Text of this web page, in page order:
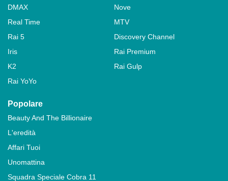
DMAX
Nove
Real Time
MTV
Rai 5
Discovery Channel
Iris
Rai Premium
K2
Rai Gulp
Rai YoYo
Popolare
Beauty And The Billionaire
L'eredità
Affari Tuoi
Unomattina
Squadra Speciale Cobra 11